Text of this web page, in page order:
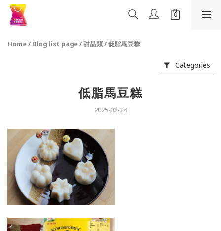
Home/ Blog list page/甜品類/低脂馬豆糕
Categories
低脂馬豆糕
2025-02-28